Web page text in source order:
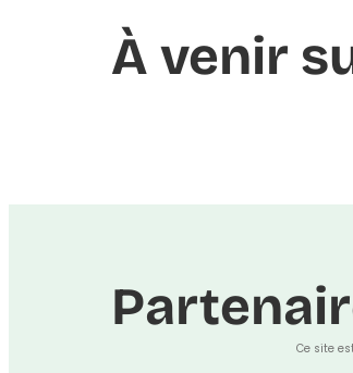
À venir
Ce site